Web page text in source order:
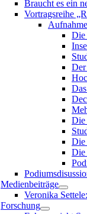
Braucht es ein
Vortragsreihe
Die
Die
Die
Die
Medienbeiträge
Veronika
Forschung